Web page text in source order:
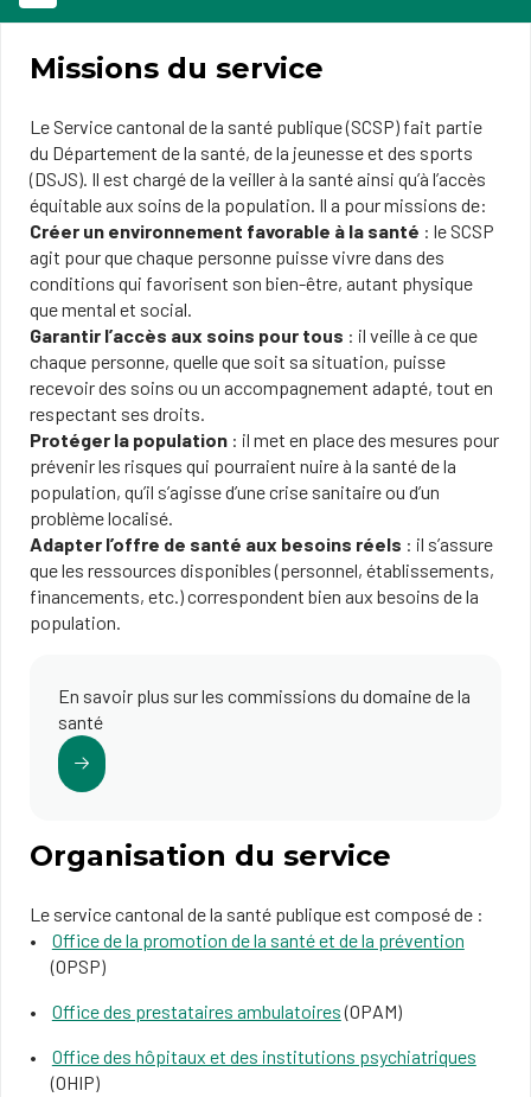
Missions du service
Le Service cantonal de la santé publique (SCSP) fait partie
du Département de la santé, de la jeunesse et des sports
(DSJS). Il est chargé de la veiller à la santé ainsi qu’à l’accès
équitable aux soins de la population. Il a pour missions de:
Créer un environnement favorable à la santé : le SCSP
agit pour que chaque personne puisse vivre dans des
conditions qui favorisent son bien-être, autant physique
que mental et social.
Garantir l’accès aux soins pour tous : il veille à ce que
chaque personne, quelle que soit sa situation, puisse
recevoir des soins ou un accompagnement adapté, tout en
respectant ses droits.
Protéger la population : il met en place des mesures pour
prévenir les risques qui pourraient nuire à la santé de la
population, qu’il s’agisse d’une crise sanitaire ou d’un
problème localisé.
Adapter l’offre de santé aux besoins réels : il s’assure
que les ressources disponibles (personnel, établissements,
financements, etc.) correspondent bien aux besoins de la
population.
En savoir plus sur les commissions du domaine de la
santé
Organisation du service
Le service cantonal de la santé publique est composé de :
Office de la promotion de la santé et de la prévention
(OPSP)
Office des prestataires ambulatoires(OPAM)
Office des hôpitaux et des institutions psychiatriques
(OHIP)